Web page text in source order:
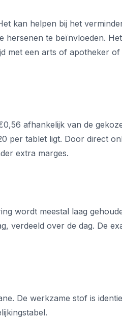
kan helpen bij het
hersenen te beïnvloeden.
met een arts of apotheker
afhankelijk van de
per tablet ligt. Door direct
extra marges.
wordt meestal laag
verdeeld over de dag. De
De werkzame stof is